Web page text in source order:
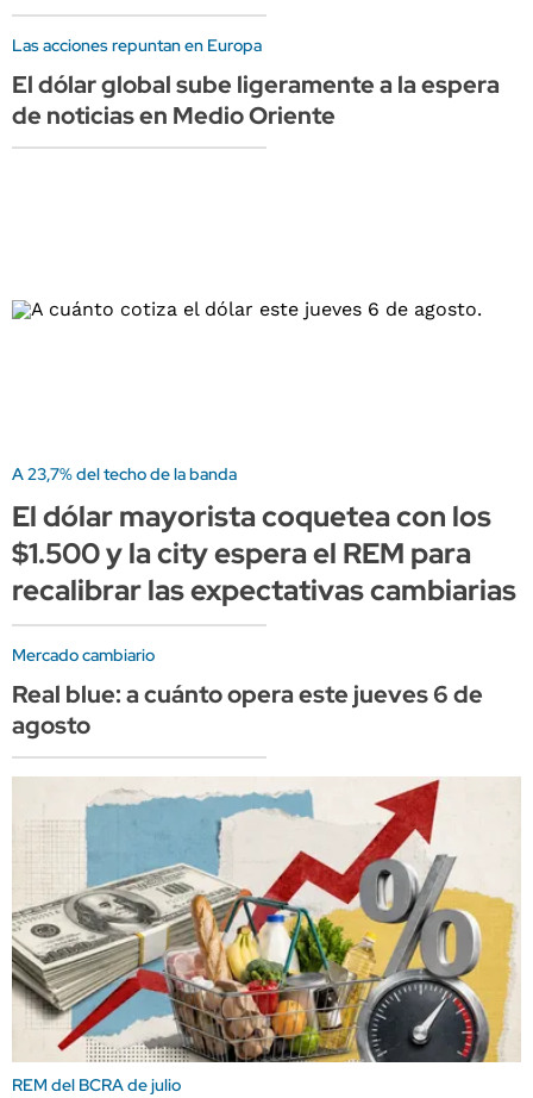
Las acciones repuntan en Europa
El dólar global sube ligeramente a la espera
de noticias en Medio Oriente
A 23,7% del techo de la banda
El dólar mayorista coquetea con los
$1.500 y la city espera el REM para
recalibrar las expectativas cambiarias
Mercado cambiario
Real blue: a cuánto opera este jueves 6 de
agosto
REM del BCRA de julio